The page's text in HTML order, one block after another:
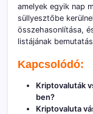
amelyek egyik nap
süllyesztőbe
összehasonlítása,
listájának
Kapcsolódó:
Kriptovaluták
ben?
Kriptovaluta